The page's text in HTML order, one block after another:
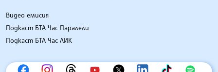
Видео емисия
Подкаст БТА Час Паралели
Подкаст БТА Час ЛИК